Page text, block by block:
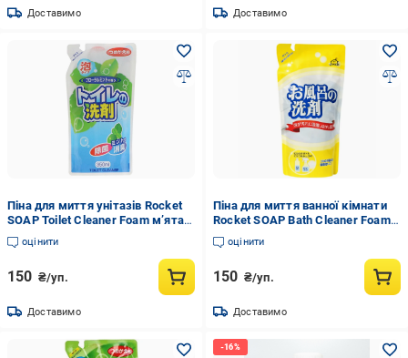
Доставимо Доставимо
Піна для миття унітазів Rocket
SOAP Toilet Cleaner Foam мʼята
змінний блок 350 мл
(2899412507)
оцінити
150 ₴/уп.
Доставимо
Піна для миття ванної кімнати
Rocket SOAP Bath Cleaner Foam
Lemon лимон змінний блок 330
мл (2899412503)
оцінити
150 ₴/уп.
Доставимо